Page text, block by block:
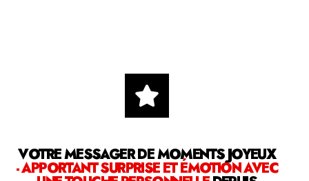
VOTRE MESSAGER DE MOMENTS JOYEUX
- APPORTANT SURPRISE ET ÉMOTION AVEC